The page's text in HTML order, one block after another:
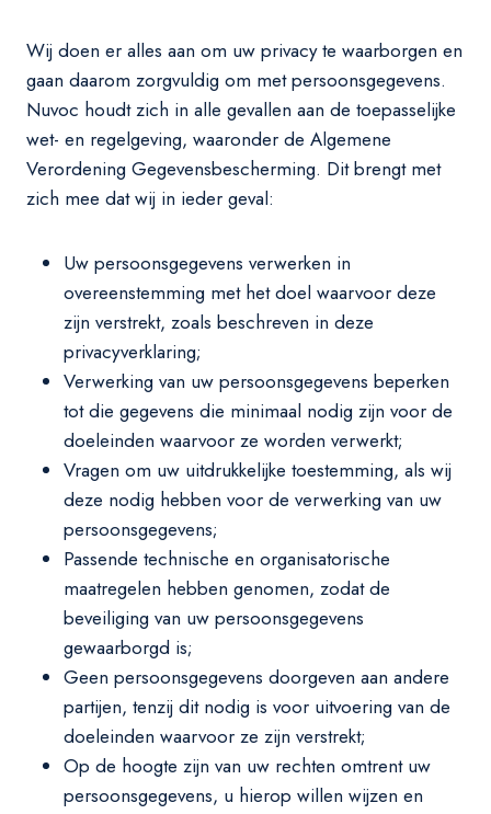
Wij doen er alles aan om uw privacy te waarborgen en
gaan daarom zorgvuldig om met persoonsgegevens.
Nuvoc houdt zich in alle gevallen aan de toepasselijke
wet- en regelgeving, waaronder de Algemene
Verordening Gegevensbescherming. Dit brengt met
zich mee dat wij in ieder geval:
Uw persoonsgegevens verwerken in
overeenstemming met het doel waarvoor deze
zijn verstrekt, zoals beschreven in deze
privacyverklaring;
Verwerking van uw persoonsgegevens beperken
tot die gegevens die minimaal nodig zijn voor de
doeleinden waarvoor ze worden verwerkt;
Vragen om uw uitdrukkelijke toestemming, als wij
deze nodig hebben voor de verwerking van uw
persoonsgegevens;
Passende technische en organisatorische
maatregelen hebben genomen, zodat de
beveiliging van uw persoonsgegevens
gewaarborgd is;
Geen persoonsgegevens doorgeven aan andere
partijen, tenzij dit nodig is voor uitvoering van de
doeleinden waarvoor ze zijn verstrekt;
Op de hoogte zijn van uw rechten omtrent uw
persoonsgegevens, u hierop willen wijzen en